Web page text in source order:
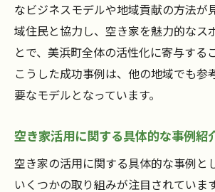
なビジネスモデルや地域貢献の方法が
域住民と協力し、空き家を魅力的なス
とで、美浜町全体の活性化に寄与する
こうした成功事例は、他の地域でも参
要なモデルとなっています。
空き家活用に関する具体的な事例紹
空き家の活用に関する具体的な事例と
いくつかの取り組みが注目されていま